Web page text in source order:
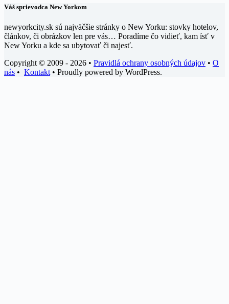
Váš sprievodca New Yorkom
newyorkcity.sk sú najväčšie stránky o New Yorku: stovky hotelov,
článkov, či obrázkov len pre vás… Poradíme čo vidieť, kam ísť v
New Yorku a kde sa ubytovať či najesť.
Copyright © 2009 - 2026 • Pravidlá ochrany osobných údajov • O
nás • Kontakt • Proudly powered by WordPress.